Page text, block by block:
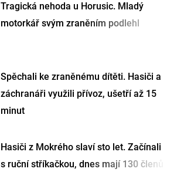
Tragická nehoda u Horusic. Mladý
motorkář svým zraněním podlehl
Spěchali ke zraněnému dítěti. Hasiči a
záchranáři využili přívoz, ušetří až 15
minut
Hasiči z Mokrého slaví sto let. Začínali
s ruční stříkačkou, dnes mají 130 členů